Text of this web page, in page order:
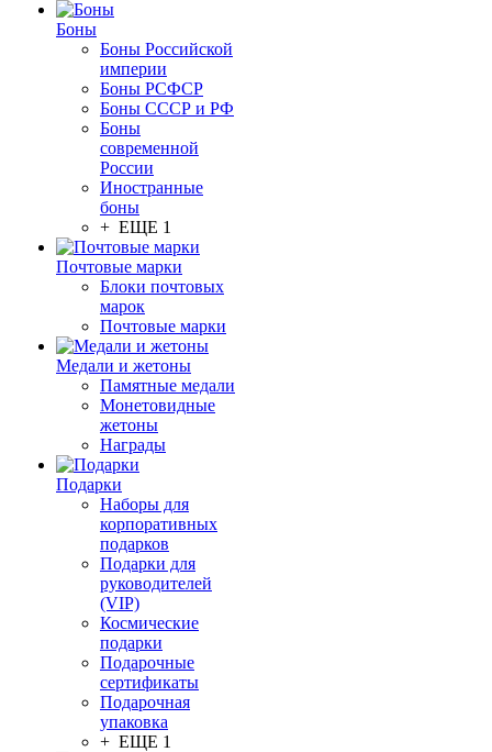
Боны
Боны Российской
империи
Боны РСФСР
Боны СССР и РФ
Боны
современной
России
Иностранные
боны
+ ЕЩЕ 1
Почтовые марки
Блоки почтовых
марок
Почтовые марки
Медали и жетоны
Памятные медали
Монетовидные
жетоны
Награды
Подарки
Наборы для
корпоративных
подарков
Подарки для
руководителей
(VIP)
Космические
подарки
Подарочные
сертификаты
Подарочная
упаковка
+ ЕЩЕ 1